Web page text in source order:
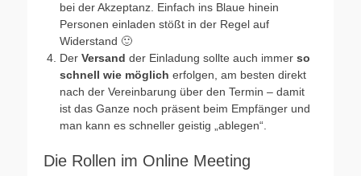
bei der Akzeptanz. Einfach ins Blaue hinein
Personen einladen stößt in der Regel auf
Widerstand 🙂
Der Versand der Einladung sollte auch immer so
schnell wie möglich erfolgen, am besten direkt
nach der Vereinbarung über den Termin – damit
ist das Ganze noch präsent beim Empfänger und
man kann es schneller geistig „ablegen“.
Die Rollen im Online Meeting